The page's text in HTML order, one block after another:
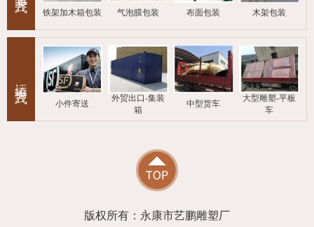
铁架加木箱包装 气泡膜包装 布面包装 木架包装
小件寄送
外贸出口-集装
箱
中型货车
大型雕塑-平板
车
版权所有：永康市艺鹏雕塑厂